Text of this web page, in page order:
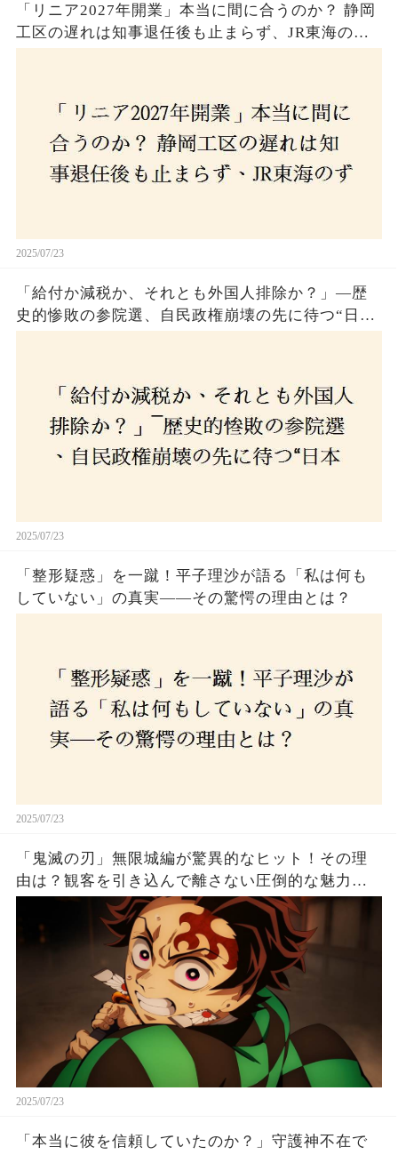
「リニア2027年開業」本当に間に合うのか？ 静岡
工区の遅れは知事退任後も止まらず、JR東海のず
2025/07/23
「給付か減税か、それとも外国人排除か？」―歴
史的惨敗の参院選、自民政権崩壊の先に待つ“日本
2025/07/23
「整形疑惑」を一蹴！平子理沙が語る「私は何も
していない」の真実——その驚愕の理由とは？
2025/07/23
「鬼滅の刃」無限城編が驚異的なヒット！その理
由は？観客を引き込んで離さない圧倒的な魅力と
2025/07/23
「本当に彼を信頼していたのか？」守護神不在で